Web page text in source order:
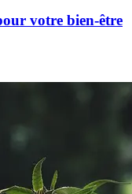
votre bien-être